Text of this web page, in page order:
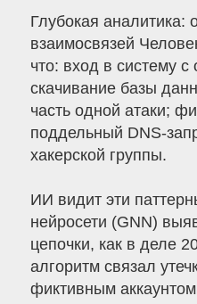
Глубокая аналитика:
взаимосвязей
что: вход в систему
скачивание базы
часть одной атаки;
поддельный DNS-
хакерской группы.
ИИ видит эти
нейросети (GNN)
цепочки, как в деле
алгоритм связал
фиктивным